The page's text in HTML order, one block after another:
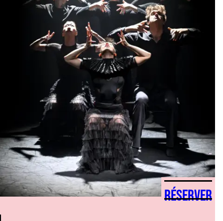
RÉSERVER